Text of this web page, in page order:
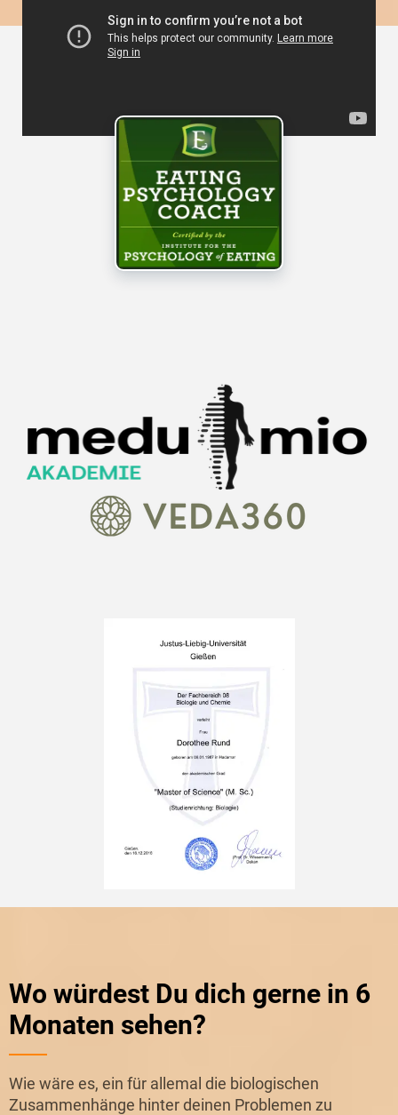
Wo würdest Du dich gerne in 6
Monaten sehen?
Wie wäre es, ein für allemal die biologischen
Zusammenhänge hinter deinen Problemen zu